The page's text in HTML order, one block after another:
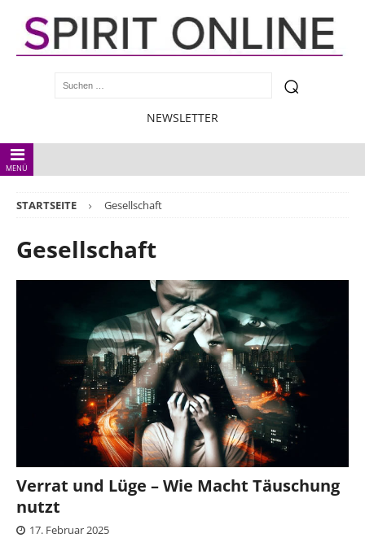
NEWSLETTER
MENÜ
STARTSEITE Gesellschaft
Gesellschaft
Verrat und Lüge – Wie Macht Täuschung
nutzt
17. Februar 2025